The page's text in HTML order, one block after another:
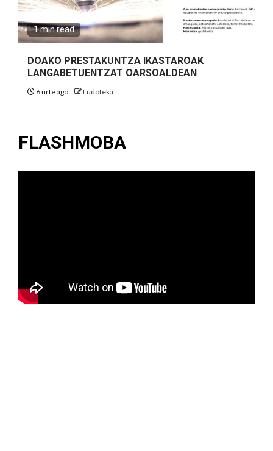
1 min read
DOAKO PRESTAKUNTZA IKASTAROAK
LANGABETUENTZAT OARSOALDEAN
6 urte ago Ludoteka
FLASHMOBA